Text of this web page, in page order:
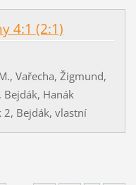
4:1 (2:1)
Vařecha, Žigmund,
Bejdák, Hanák
Bejdák, vlastní